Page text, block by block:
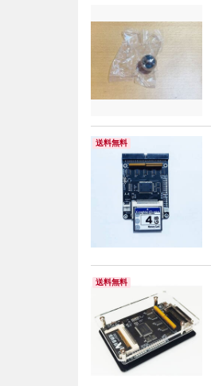
送料無料
送料無料